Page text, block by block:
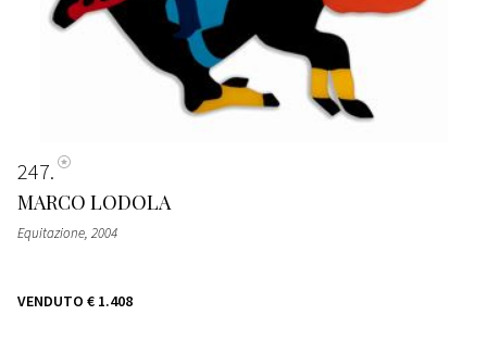
247
MARCO LODOLA
Equitazione, 2004
VENDUTO € 1.408